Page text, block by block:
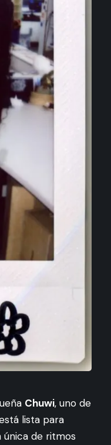
Chuwi, uno de
lista para
única de ritmos